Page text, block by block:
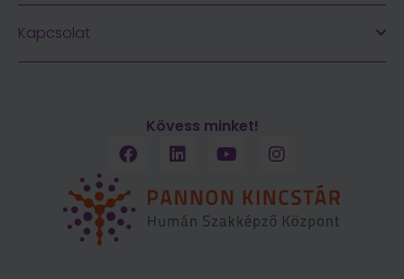
Kapcsolat
Kövess minket!